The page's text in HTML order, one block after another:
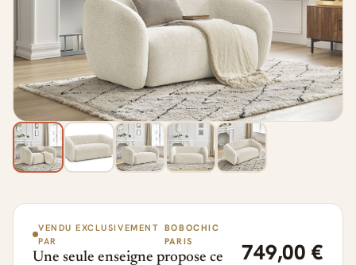
VENDU EXCLUSIVEMENT
PAR
BOBOCHIC
PARIS
Une seule enseigne propose ce
749,00 €